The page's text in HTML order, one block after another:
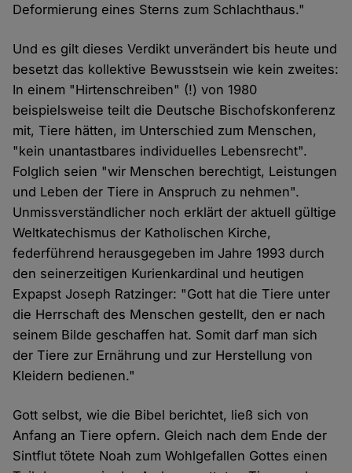
Deformierung eines Sterns zum Schlachthaus."
Und es gilt dieses Verdikt unverändert bis heute und
besetzt das kollektive Bewusstsein wie kein zweites:
In einem "Hirtenschreiben" (!) von 1980
beispielsweise teilt die Deutsche Bischofskonferenz
mit, Tiere hätten, im Unterschied zum Menschen,
"kein unantastbares individuelles Lebensrecht".
Folglich seien "wir Menschen berechtigt, Leistungen
und Leben der Tiere in Anspruch zu nehmen".
Unmissverständlicher noch erklärt der aktuell gültige
Weltkatechismus der Katholischen Kirche,
federführend herausgegeben im Jahre 1993 durch
den seinerzeitigen Kurienkardinal und heutigen
Expapst Joseph Ratzinger: "Gott hat die Tiere unter
die Herrschaft des Menschen gestellt, den er nach
seinem Bilde geschaffen hat. Somit darf man sich
der Tiere zur Ernährung und zur Herstellung von
Kleidern bedienen."
Gott selbst, wie die Bibel berichtet, ließ sich von
Anfang an Tiere opfern. Gleich nach dem Ende der
Sintflut tötete Noah zum Wohlgefallen Gottes einen